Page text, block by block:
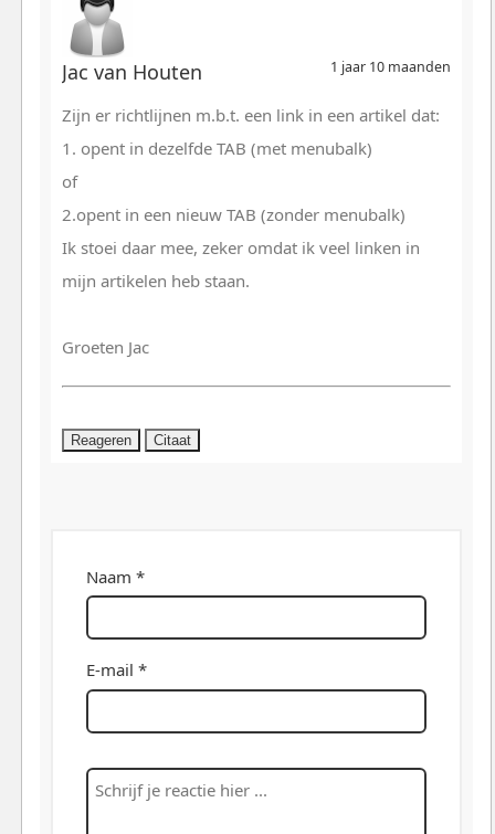
Jac van Houten 1 jaar 10 maanden
Zijn er richtlijnen m.b.t. een link in een artikel dat:
1. opent in dezelfde TAB (met menubalk)
of
2.opent in een nieuw TAB (zonder menubalk)
Ik stoei daar mee, zeker omdat ik veel linken in
mijn artikelen heb staan.
Groeten Jac
Reageren Citaat
Naam *
E-mail *